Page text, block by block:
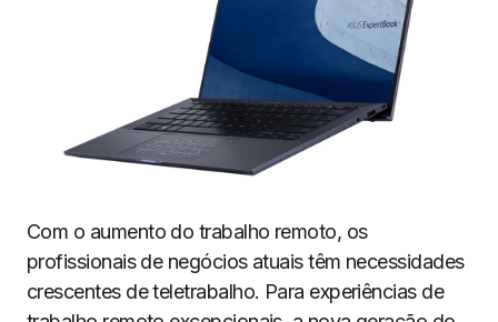
Com o aumento do trabalho remoto, os
profissionais de negócios atuais têm necessidades
crescentes de teletrabalho. Para experiências de